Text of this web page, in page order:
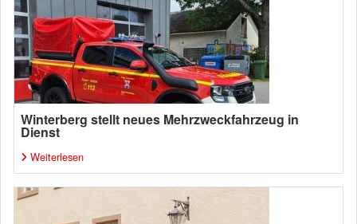
Winterberg stellt neues Mehrzweckfahrzeug in
Dienst
Weiterlesen